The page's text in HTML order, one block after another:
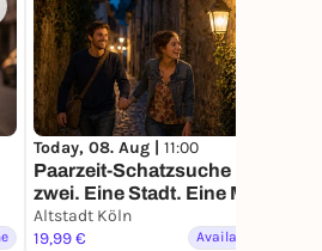
Today, 08. Aug | 11:00
Paarzeit-Schatzsuche Köln: Ihr
zwei. Eine Stadt. Eine Mission.
Altstadt Köln
19,99 €
Available Anytime